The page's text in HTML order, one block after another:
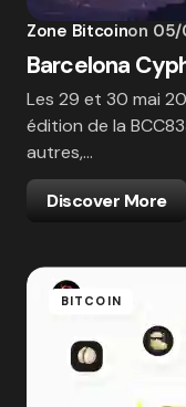
Zone Bitcoinon 05/
Barcelona
Les 29 et 30 mai
édition de la
autres,…
Discover More
BITCOIN